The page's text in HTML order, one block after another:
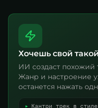
Хочешь свой
ИИ создаст похожий
Жанр и настроение
останется нажать
▸ Кантри трек в